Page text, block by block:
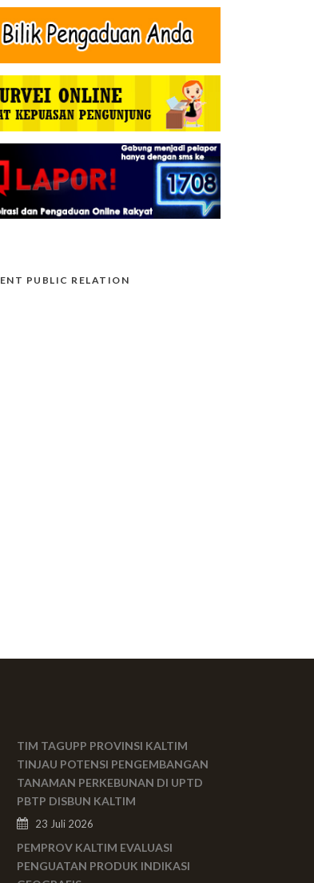
PUBLIC RELATION
TIM TAGUPP PROVINSI KALTIM
TINJAU POTENSI PENGEMBANGAN
TANAMAN PERKEBUNAN DI UPTD
PBTP DISBUN KALTIM
23 Juli 2026
PEMPROV KALTIM EVALUASI
PENGUATAN PRODUK INDIKASI